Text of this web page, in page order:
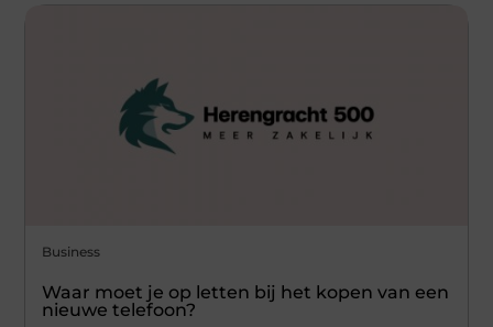
Business
Waar moet je op letten bij het kopen van een
nieuwe telefoon?